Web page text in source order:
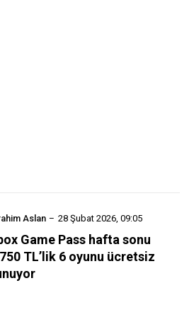
Aslan 28 Şubat 2026, 09:05
Game Pass hafta sonu
TL’lik 6 oyunu ücretsiz